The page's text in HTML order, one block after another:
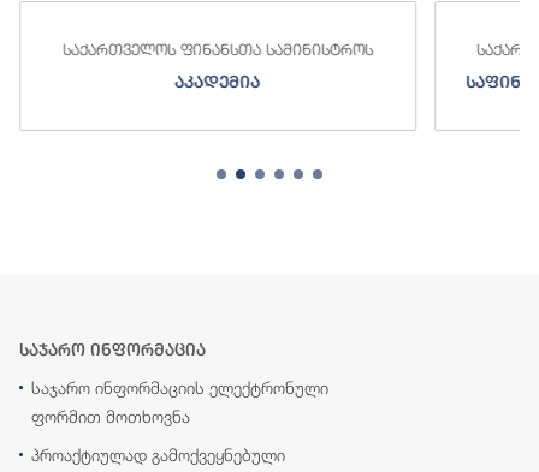
საქართველოს ფინანსთა სამინისტროს
აკადემია
საჯარო ინფორმაცია
საჯარო ინფორმაციის ელექტრონული
ფორმით მოთხოვნა
პროაქტიულად გამოქვეყნებული